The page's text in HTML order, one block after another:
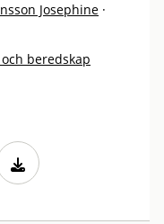
Josephine ·
beredskap